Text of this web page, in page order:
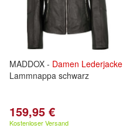
MADDOX - Damen Lederjacke
Lammnappa schwarz
159,95 €
Kostenloser Versand